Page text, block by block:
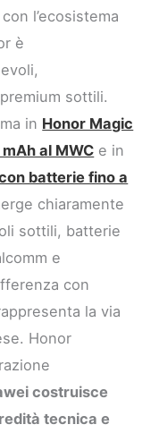
l’ecosistema
è
sottili.
in Honor Magic
al MWC e in
batterie fino a
chiaramente
sottili, batterie
e
con
la via
Honor
costruisce
tecnica e